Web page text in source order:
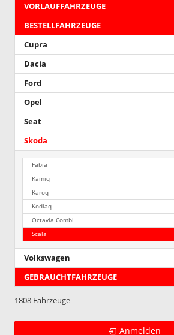
VORLAUFFAHRZEUGE
BESTELLFAHRZEUGE
Cupra
Dacia
Ford
Opel
Seat
Skoda
Fabia
Kamiq
Karoq
Kodiaq
Octavia Combi
Scala
Volkswagen
GEBRAUCHTFAHRZEUGE
1808 Fahrzeuge
Anmelden